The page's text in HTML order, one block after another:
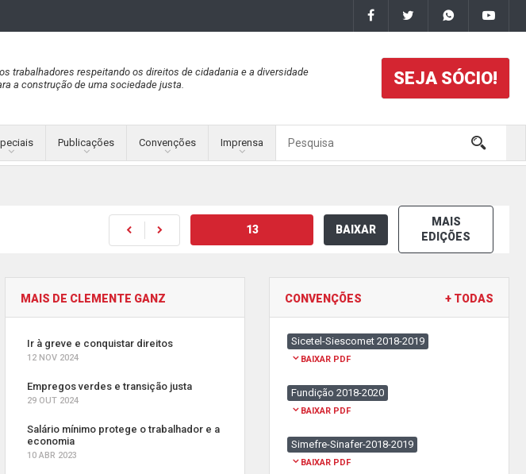
trabalhadores respeitando os direitos de cidadania e a diversidade
a construção de uma sociedade justa.
SEJA SÓCIO!
Publicações Convenções Imprensa
13 BAIXAR
MAIS
EDIÇÕES
MAIS DE CLEMENTE GANZ
Ir à greve e conquistar direitos
12 NOV 2024
Empregos verdes e transição justa
29 OUT 2024
Salário mínimo protege o trabalhador e a
economia
10 ABR 2023
CONVENÇÕES + TODAS
Sicetel-Siescomet 2018-2019
BAIXAR PDF
Fundição 2018-2020
BAIXAR PDF
Simefre-Sinafer-2018-2019
BAIXAR PDF